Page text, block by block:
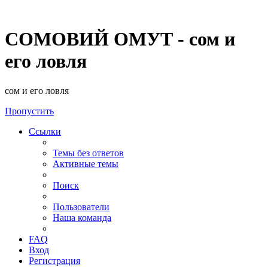
СОМОВИЙ ОМУТ - сом и
его ловля
сом и его ловля
Пропустить
Ссылки
Темы без ответов
Активные темы
Поиск
Пользователи
Наша команда
FAQ
Вход
Регистрация